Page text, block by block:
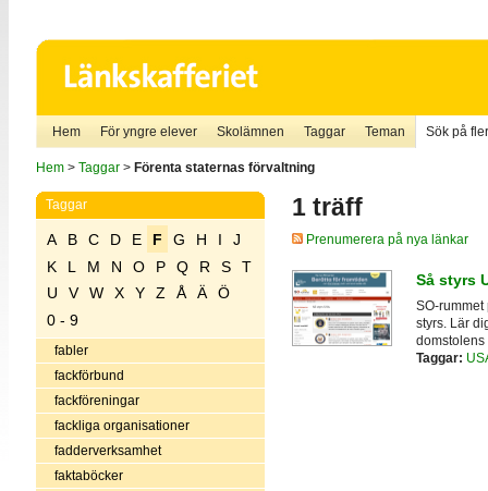
Hem För yngre elever Skolämnen Taggar Teman Sök på
Hem> Taggar> Förenta staternas förvaltning
Taggar
A B C D E F G H I
J
K
L M N O P Q R S
T
U
V W X Y Z Å Ä
Ö
0 - 9
fabler
fackförbund
fackföreningar
fackliga organisationer
fadderverksamhet
faktaböcker
1 träff
Prenumerera på nya länkar
Så styrs
SO-
styrs. Lär
domstolens
Taggar: